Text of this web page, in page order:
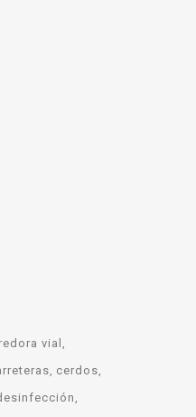
vial
cerdos